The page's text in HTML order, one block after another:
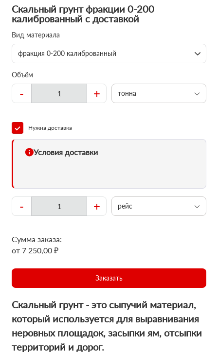
Скальный грунт фракции 0-200
калиброванный с доставкой
Вид материала
фракция 0-200 калиброванный
Объём
- + тонна
Нужна доставка
Условия доставки
- + рейс
Сумма заказа:
от 7 250,00 ₽
Заказать
Скальный грунт - это сыпучий материал,
который используется для выравнивания
неровных площадок, засыпки ям, отсыпки
территорий и дорог.